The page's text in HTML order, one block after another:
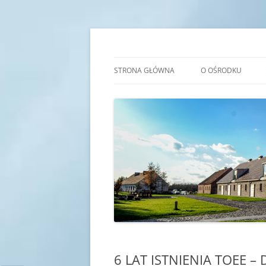
Przejdź
STRONA GŁÓWNA O OŚRODKU
KADRA
SALE EDUKACYJNE
6 LAT ISTNIENIA TOEE –